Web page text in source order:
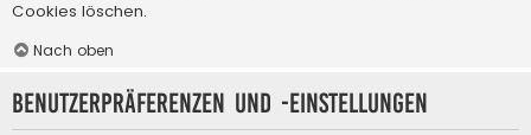
Cookies löschen.
Nach oben
Benutzerpräferenzen und -einstellungen